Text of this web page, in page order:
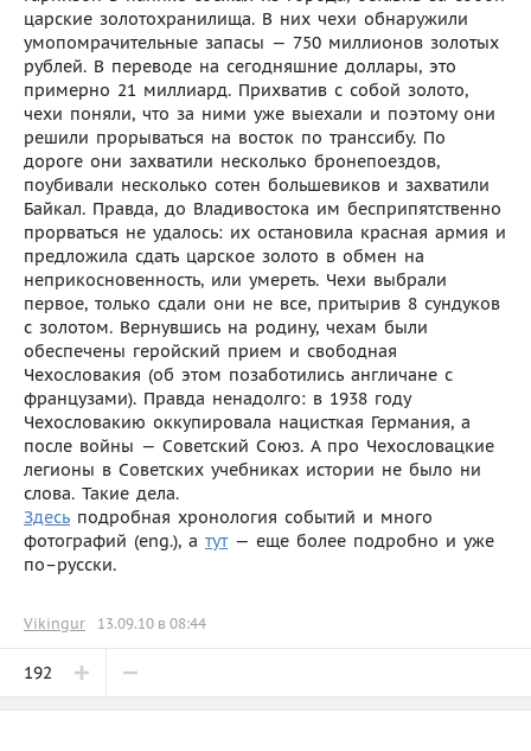
царские золотохранилища. В них чехи обнаружили
умопомрачительные запасы — 750 миллионов золотых
рублей. В переводе на сегодняшние доллары, это
примерно 21 миллиард. Прихватив с собой золото,
чехи поняли, что за ними уже выехали и поэтому они
решили прорываться на восток по транссибу. По
дороге они захватили несколько бронепоездов,
поубивали несколько сотен большевиков и захватили
Байкал. Правда, до Владивостока им бесприпятственно
прорваться не удалось: их остановила красная армия и
предложила сдать царское золото в обмен на
неприкосновенность, или умереть. Чехи выбрали
первое, только сдали они не все, притырив 8 сундуков
с золотом. Вернувшись на родину, чехам были
обеспечены геройский прием и свободная
Чехословакия (об этом позаботились англичане с
французами). Правда ненадолго: в 1938 году
Чехословакию оккупировала нацисткая Германия, а
после войны — Советский Союз. А про Чехословацкие
легионы в Советских учебниках истории не было ни
слова. Такие дела.
Здесь подробная хронология событий и много
фотографий (eng.), а тут— еще более подробно и уже
по–русски.
Vikingur 13.09.10 в 08:44
192